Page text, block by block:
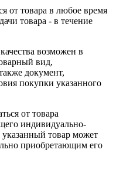
от товара в любое время
товара - в течение
возможен в
вид,
документ,
покупки указанного
от товара
индивидуально-
указанный товар может
приобретающим его